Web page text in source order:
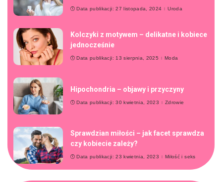
Data publikacji: 27 listopada, 2024 Uroda
Kolczyki z motywem – delikatne i kobiece
jednocześnie
Data publikacji: 13 sierpnia, 2025 Moda
Hipochondria – objawy i przyczyny
Data publikacji: 30 kwietnia, 2023 Zdrowie
Sprawdzian miłości – jak facet sprawdza
czy kobiecie zależy?
Data publikacji: 23 kwietnia, 2023 Miłość i seks